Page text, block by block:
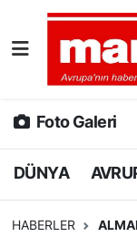
Foto Galeri
DÜNYA
HABERLER
DÜNYA
AVRUPA
ALMANYA
Nöbetçi
Hava
Namaz